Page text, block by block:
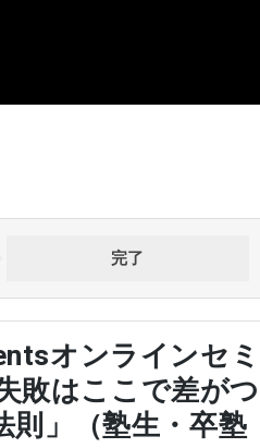
完了
オンラインセミ
敗はここで差がつ
」（塾生・卒塾